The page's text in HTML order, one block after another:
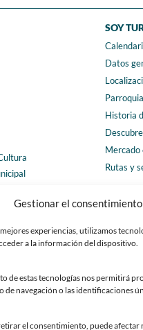
Gestionar el consentimiento
experiencias, utilizamos
a la información del dispositivo.
de estas tecnologías nos permitirá
navegación o las identificaciones
el consentimiento, puede afectar
SOY
Datos
Historia
Mercado
Rutas y